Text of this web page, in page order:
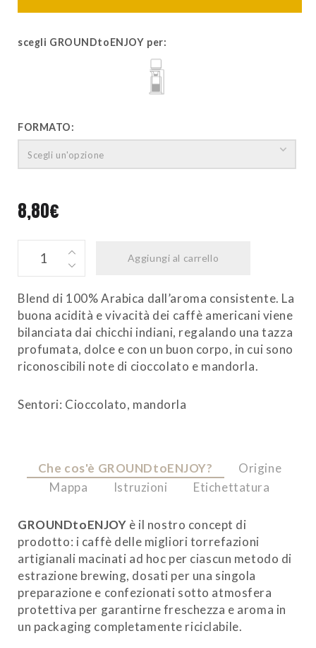
scegli GROUNDtoENJOY per:
FORMATO:
Scegli un'opzione
8,80€
PORTLAND
quantity
Aggiungi al carrello
Blend di 100% Arabica dall’aroma consistente. La
buona acidità e vivacità dei caffè americani viene
bilanciata dai chicchi indiani, regalando una tazza
profumata, dolce e con un buon corpo, in cui sono
riconoscibili note di cioccolato e mandorla.
Sentori: Cioccolato, mandorla
Che cos'è GROUNDtoENJOY?
Origine
Mappa
Istruzioni Etichettatura
GROUNDtoENJOY è il nostro concept di
prodotto: i caffè delle migliori torrefazioni
artigianali macinati ad hoc per ciascun metodo di
estrazione brewing, dosati per una singola
preparazione e confezionati sotto atmosfera
protettiva per garantirne freschezza e aroma in
un packaging completamente riciclabile.